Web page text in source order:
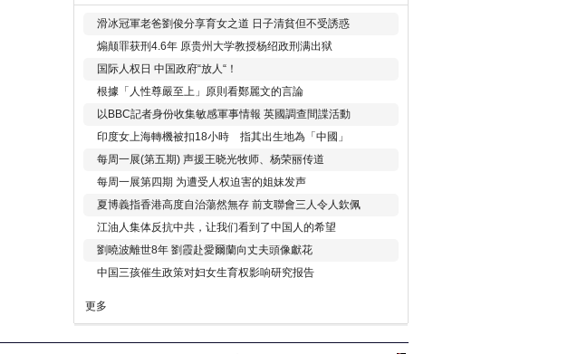
滑冰冠軍老爸劉俊分享育女之道 日子清貧但不受誘惑
煽颠罪获刑4.6年 原贵州大学教授杨绍政刑满出狱
国际人权日 中国政府“放人“！
根據「人性尊嚴至上」原則看鄭麗文的言論
以BBC記者身份收集敏感軍事情報 英國調查間諜活動
印度女上海轉機被扣18小時 指其出生地為「中國」
每周一展(第五期) 声援王晓光牧师、杨荣丽传道
每周一展第四期 为遭受人权迫害的姐妹发声
夏博義指香港高度自治蕩然無存 前支聯會三人令人欽佩
江油人集体反抗中共，让我们看到了中国人的希望
劉曉波離世8年 劉霞赴愛爾蘭向丈夫頭像獻花
中国三孩催生政策对妇女生育权影响研究报告
更多